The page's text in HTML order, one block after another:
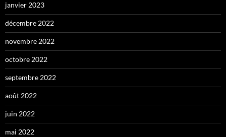
janvier 2023
décembre 2022
novembre 2022
octobre 2022
septembre 2022
août 2022
juin 2022
mai 2022